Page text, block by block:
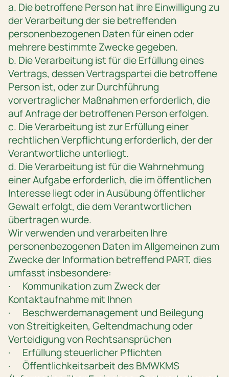
a. Die betroffene Person hat ihre Einwilligung zu
der Verarbeitung der sie betreffenden
personenbezogenen Daten für einen oder
mehrere bestimmte Zwecke gegeben.
b. Die Verarbeitung ist für die Erfüllung eines
Vertrags, dessen Vertragspartei die betroffene
Person ist, oder zur Durchführung
vorvertraglicher Maßnahmen erforderlich, die
auf Anfrage der betroffenen Person erfolgen.
c. Die Verarbeitung ist zur Erfüllung einer
rechtlichen Verpflichtung erforderlich, der der
Verantwortliche unterliegt.
d. Die Verarbeitung ist für die Wahrnehmung
einer Aufgabe erforderlich, die im öffentlichen
Interesse liegt oder in Ausübung öffentlicher
Gewalt erfolgt, die dem Verantwortlichen
übertragen wurde.
Wir verwenden und verarbeiten Ihre
personenbezogenen Daten im Allgemeinen zum
Zwecke der Information betreffend PART, dies
umfasst insbesondere:
· Kommunikation zum Zweck der
Kontaktaufnahme mit Ihnen
· Beschwerdemanagement und Beilegung
von Streitigkeiten, Geltendmachung oder
Verteidigung von Rechtsansprüchen
· Erfüllung steuerlicher Pflichten
· Öffentlichkeitsarbeit des BMWKMS